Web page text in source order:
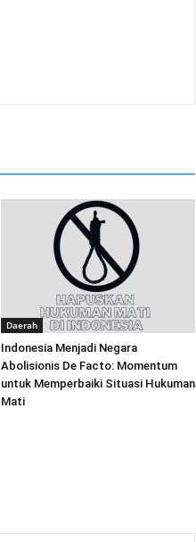
Daerah
‎Indonesia Menjadi Negara
Abolisionis De Facto: Momentum
untuk Memperbaiki Situasi Hukuman
Mati